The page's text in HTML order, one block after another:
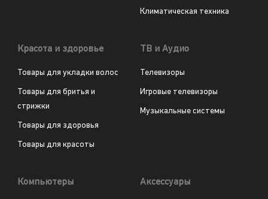
Климатическая техника
Красота и здоровье
Товары для укладки волос
Товары для бритья и
стрижки
Товары для здоровья
Товары для красоты
ТВ и Аудио
Телевизоры
Игровые телевизоры
Музыкальные системы
Компьютеры Аксессуары